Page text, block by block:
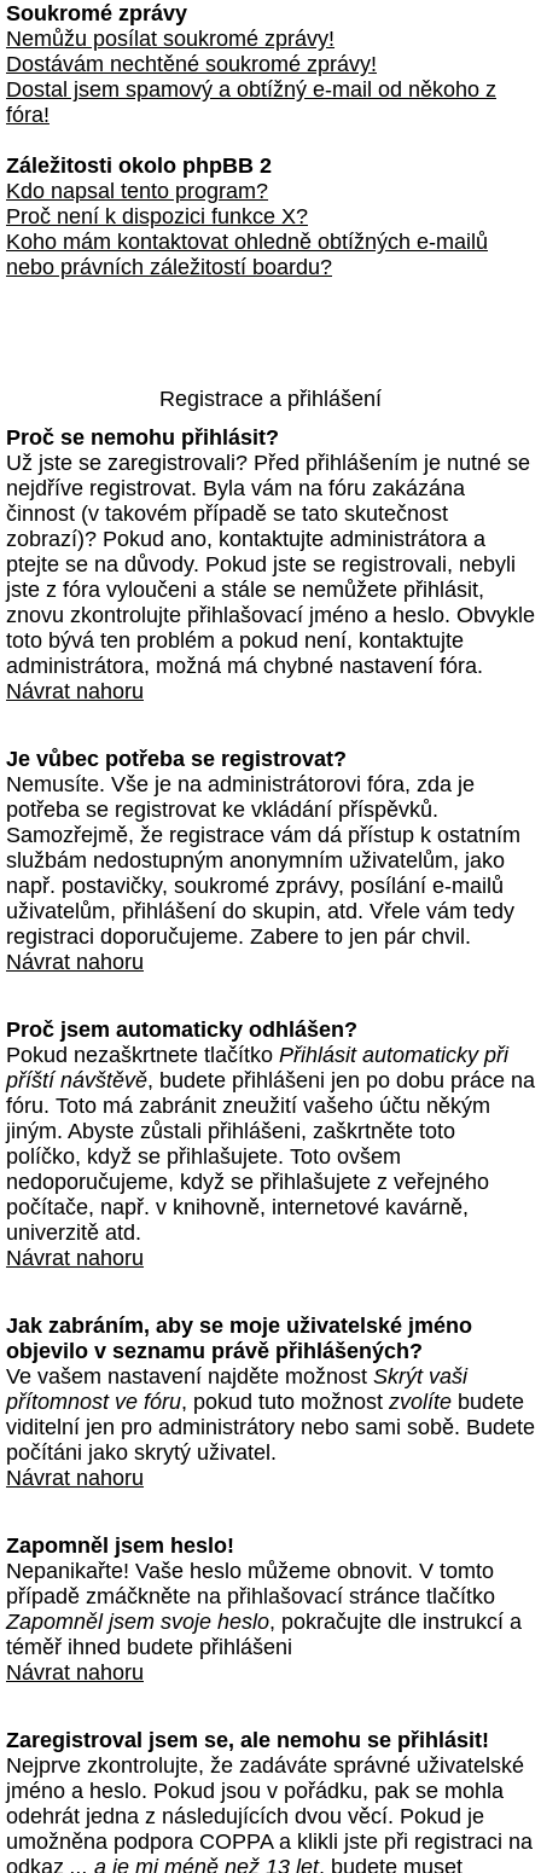
Soukromé zprávy
Nemůžu posílat soukromé zprávy!
Dostávám nechtěné soukromé zprávy!
Dostal jsem spamový a obtížný e-mail od někoho z
fóra!
Záležitosti okolo phpBB 2
Kdo napsal tento program?
Proč není k dispozici funkce X?
Koho mám kontaktovat ohledně obtížných e-mailů
nebo právních záležitostí boardu?
Registrace a přihlášení
Proč se nemohu přihlásit?
Už jste se zaregistrovali? Před přihlášením je nutné se
nejdříve registrovat. Byla vám na fóru zakázána
činnost (v takovém případě se tato skutečnost
zobrazí)? Pokud ano, kontaktujte administrátora a
ptejte se na důvody. Pokud jste se registrovali, nebyli
jste z fóra vyloučeni a stále se nemůžete přihlásit,
znovu zkontrolujte přihlašovací jméno a heslo. Obvykle
toto bývá ten problém a pokud není, kontaktujte
administrátora, možná má chybné nastavení fóra.
Návrat nahoru
Je vůbec potřeba se registrovat?
Nemusíte. Vše je na administrátorovi fóra, zda je
potřeba se registrovat ke vkládání příspěvků.
Samozřejmě, že registrace vám dá přístup k ostatním
službám nedostupným anonymním uživatelům, jako
např. postavičky, soukromé zprávy, posílání e-mailů
uživatelům, přihlášení do skupin, atd. Vřele vám tedy
registraci doporučujeme. Zabere to jen pár chvil.
Návrat nahoru
Proč jsem automaticky odhlášen?
Pokud nezaškrtnete tlačítko Přihlásit automaticky při
příští návštěvě, budete přihlášeni jen po dobu práce na
fóru. Toto má zabránit zneužití vašeho účtu někým
jiným. Abyste zůstali přihlášeni, zaškrtněte toto
políčko, když se přihlašujete. Toto ovšem
nedoporučujeme, když se přihlašujete z veřejného
počítače, např. v knihovně, internetové kavárně,
univerzitě atd.
Návrat nahoru
Jak zabráním, aby se moje uživatelské jméno
objevilo v seznamu právě přihlášených?
Ve vašem nastavení najděte možnost Skrýt vaši
přítomnost ve fóru, pokud tuto možnost zvolíte budete
viditelní jen pro administrátory nebo sami sobě. Budete
počítáni jako skrytý uživatel.
Návrat nahoru
Zapomněl jsem heslo!
Nepanikařte! Vaše heslo můžeme obnovit. V tomto
případě zmáčkněte na přihlašovací stránce tlačítko
Zapomněl jsem svoje heslo, pokračujte dle instrukcí a
téměř ihned budete přihlášeni
Návrat nahoru
Zaregistroval jsem se, ale nemohu se přihlásit!
Nejprve zkontrolujte, že zadáváte správné uživatelské
jméno a heslo. Pokud jsou v pořádku, pak se mohla
odehrát jedna z následujících dvou věcí. Pokud je
umožněna podpora COPPA a klikli jste při registraci na
odkaz ... a je mi méně než 13 let, budete muset